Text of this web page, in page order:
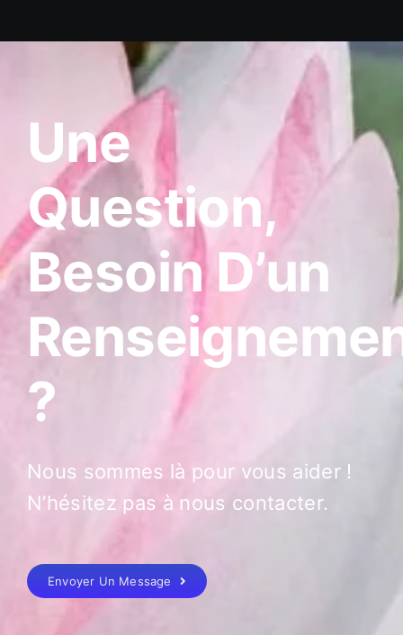
Une
Question,
Besoin D’un
?
Nous sommes là pour vous aider !
N’hésitez pas à nous contacter.
Envoyer Un Message